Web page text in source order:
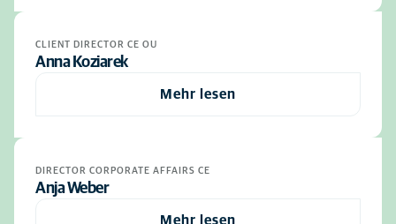
CLIENT DIRECTOR CE OU
Anna Koziarek
Mehr lesen
DIRECTOR CORPORATE AFFAIRS CE
Anja Weber
Mehr lesen